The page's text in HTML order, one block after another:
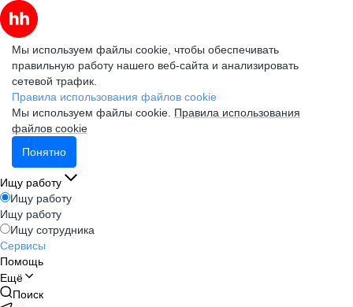
Мы используем файлы cookie, чтобы обеспечивать
правильную работу нашего веб-сайта и анализировать
сетевой трафик.
Правила использования файлов cookie
Мы используем файлы cookie. Правила использования
файлов cookie
Понятно
Ищу работу
Ищу работу
Ищу работу
Ищу сотрудника
Сервисы
Помощь
Ещё
Поиск